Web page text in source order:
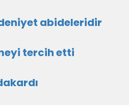
abideleridir
tercih etti